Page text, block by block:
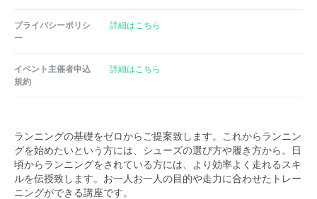
プライバシーポリシ
ー
詳細はこちら
イベント主催者申込
規約
詳細はこちら
ランニングの基礎をゼロからご提案致します。これからランニン
グを始めたいという方には、シューズの選び方や履き方から。日
頃からランニングをされている方には、より効率よく走れるスキ
ルを伝授致します。お一人お一人の目的や走力に合わせたトレー
ニングができる講座です。